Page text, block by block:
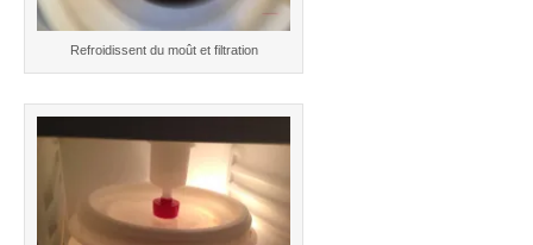
Refroidissent du moût et filtration